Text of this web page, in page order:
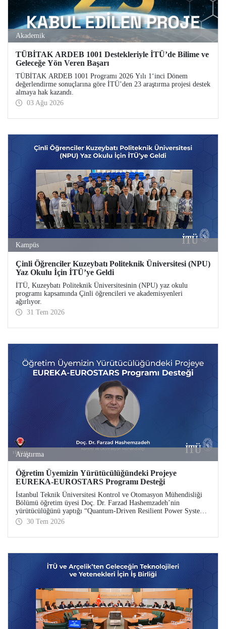
Akademik
TÜBİTAK ARDEB 1001 Destekleriyle İTÜ’de Bilime ve
Geleceğe Yön Veren Başarı
TÜBİTAK ARDEB 1001 Programı 2026 Yılı 1‘inci Dönem
değerlendirme sonuçlarına göre İTÜ’den 23 araştırma projesi destek
almaya hak kazandı.
03 Ağu 2026
Kampüs
Çinli Öğrenciler Kuzeybatı Politeknik Üniversitesi (NPU)
Yaz Okulu İçin İTÜ’ye Geldi
İTÜ, Kuzeybatı Politeknik Üniversitesinin (NPU) yaz okulu
programı kapsamında Çinli öğrencileri ve akademisyenleri
ağırlıyor.
31 Tem 2026
Araştırma
Öğretim Üyemizin Yürütücülüğündeki Projeye
EUREKA-EUROSTARS Programı Desteği
İstanbul Teknik Üniversitesi Kontrol ve Otomasyon Mühendisliği
Bölümü öğretim üyesi Doç. Dr. Farzad Hashemzadeh’nin
yürütücülüğünü yaptığı “Quantum-Driven Resilient Power Systems:
Revolutionizing Energy Security for the Future” başlıklı projesi,
EUREKA-EUROSTARS Programı kapsamında desteklenmeye hak
30 Tem 2026